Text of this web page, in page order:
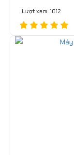
Lượt xem: 1012